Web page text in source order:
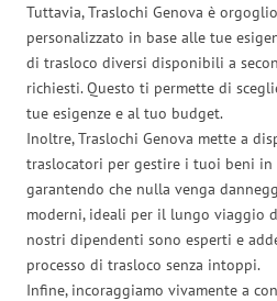
Tuttavia, Traslochi Genova è
personalizzato in base alle tue
di trasloco diversi disponibili a
richiesti. Questo ti permette di
tue esigenze e al tuo budget.
Inoltre, Traslochi Genova mette a
traslocatori per gestire i tuoi beni in
garantendo che nulla venga
moderni, ideali per il lungo viaggio
nostri dipendenti sono esperti e
processo di trasloco senza intoppi.
Infine, incoraggiamo vivamente a